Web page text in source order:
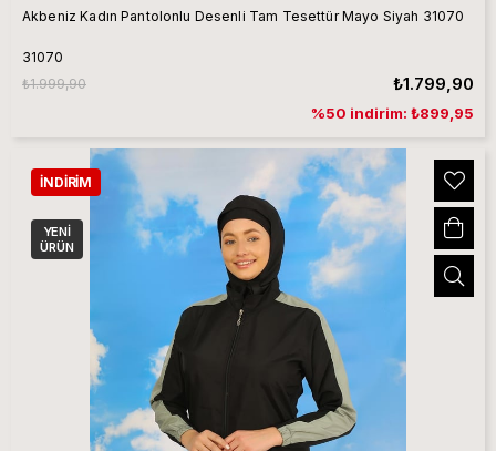
Akbeniz Kadın Pantolonlu Desenli Tam Tesettür Mayo Siyah 31070
31070
₺1.799,90
₺1.999,90
%50 indirim: ₺899,95
İNDIRIM
YENI
ÜRÜN